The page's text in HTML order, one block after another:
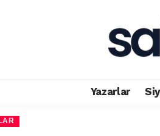
Yazarlar